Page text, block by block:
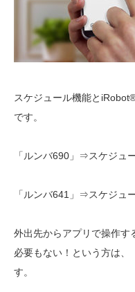
スケジュール機能と
です。
「ルンバ690」⇒スケジュ
「ルンバ641」⇒スケジュ
外出先からアプリで操作す
必要もない！という方は、
す。